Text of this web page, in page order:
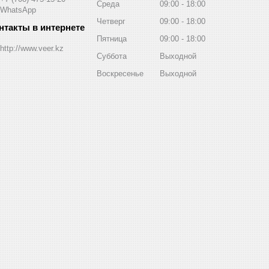
WhatsApp
http://www.veer.kz
Среда
09:00
18:00
Четверг
09:00
18:00
Пятница
09:00
18:00
Суббота
Выходной
Воскресенье
Выходной